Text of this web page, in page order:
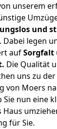
unserem
und
legen
aufSorgfalt
Die Qualität
uns zu
von Moers
Sie nun eine
für Sie.